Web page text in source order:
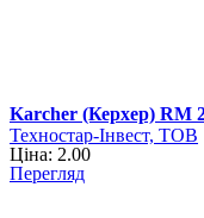
Karcher (Керхер) RM
Техностар-Інвест, ТОВ
Ціна: 2.00
Перегляд